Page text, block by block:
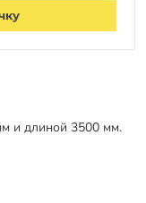
и длиной 3500 мм.